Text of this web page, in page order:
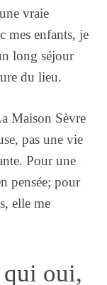
vraie
mes enfants, je
long séjour
du lieu.
Maison Sèvre
pas une vie
Pour une
pensée; pour
elle me
oui,